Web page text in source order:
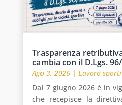
Trasparenza
cambia con il D.Lgs.
Ago 3, 2026| Lavoro
Dal 7 giugno 2026 è in
che recepisce la